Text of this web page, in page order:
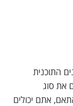
התוכנית
את סוג
אתם יכולים